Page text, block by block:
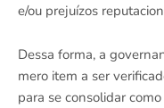
e/ou prejuízos
Dessa forma, a
mero item a ser
para se consolidar